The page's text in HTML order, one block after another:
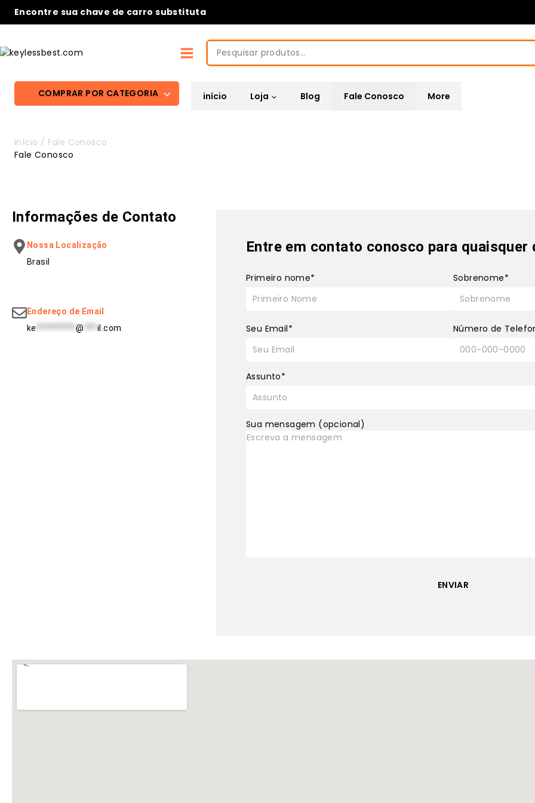
Encontre sua chave de carro substituta
COMPRAR POR CATEGORIA início Loja Blog Fale Conosco More
Início / Fale Conosco
Fale Conosco
Informações de Contato
Nossa Localização
Brasil
Endereço de Email
ke
*********@ ***il.com
Entre em contato conosco para quaisquer
Primeiro nome* Sobrenome*
Seu Email* Número de
Assunto*
Sua mensagem (opcional)